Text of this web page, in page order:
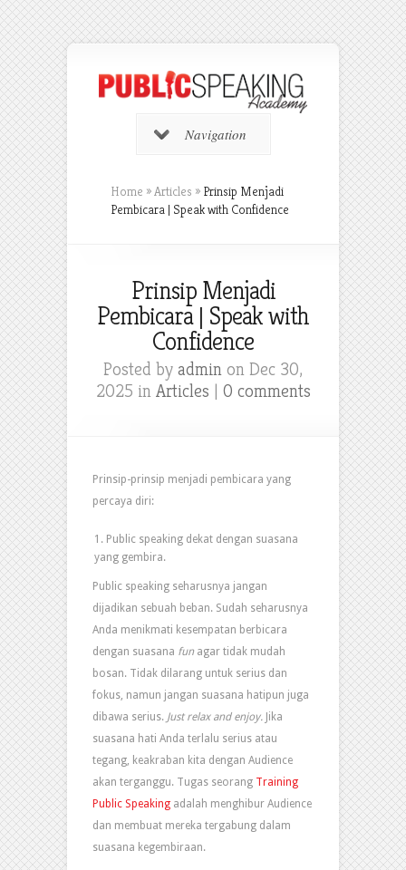
Navigation
Home »Articles » Prinsip Menjadi
Pembicara | Speak with Confidence
Prinsip Menjadi
Pembicara | Speak with
Confidence
Posted by admin on Dec 30,
2025 in Articles | 0 comments
Prinsip-prinsip menjadi pembicara yang
percaya diri:
Public speaking dekat dengan suasana
yang gembira.
Public speaking seharusnya jangan
dijadikan sebuah beban. Sudah seharusnya
Anda menikmati kesempatan berbicara
dengan suasana fun agar tidak mudah
bosan. Tidak dilarang untuk serius dan
fokus, namun jangan suasana hatipun juga
dibawa serius. Just relax and enjoy. Jika
suasana hati Anda terlalu serius atau
tegang, keakraban kita dengan Audience
akan terganggu. Tugas seorang Training
Public Speaking adalah menghibur Audience
dan membuat mereka tergabung dalam
suasana kegembiraan.